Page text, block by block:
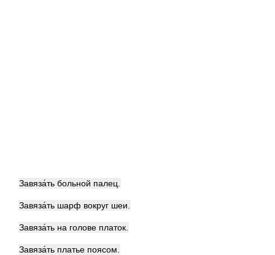
Завяза́ть больной палец.
Завяза́ть шарф вокруг шеи.
Завяза́ть на голове платок.
Завяза́ть платье поясом.